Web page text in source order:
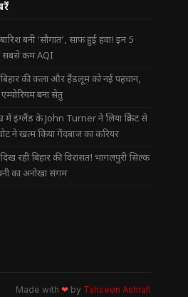
बनी ‘सौगात’, साफ हुई हवा! इन 5
सबसे कम AQI
बिहार की कला और हैंडलूम को नई पहचान,
बना सेतु
में इंग्लैंड के John Turner ने लिया क्रिकेट से
ने खत्म किया गेंदबाज का करियर
रही बिहार की विरासत! भागलपुरी सिल्क
का अनोखा संगम
Made with ❤ by Tahseen Ashrafi